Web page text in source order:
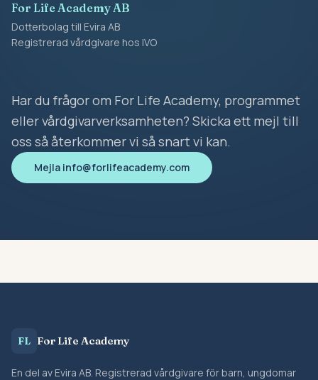
For Life Academy AB
Dotterbolag till Evira AB
Registrerad vårdgivare hos IVO
Har du frågor om For Life Academy, programmet
eller vårdgivarverksamheten? Skicka ett mejl till
oss så återkommer vi så snart vi kan.
Mejla info@forlifeacademy.com
FL For Life Academy
En del av Evira AB. Registrerad vårdgivare för barn, ungdomar